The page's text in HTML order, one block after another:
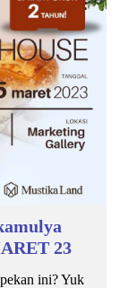
23
ini? Yuk